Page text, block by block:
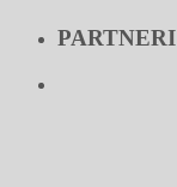
PARTNERI